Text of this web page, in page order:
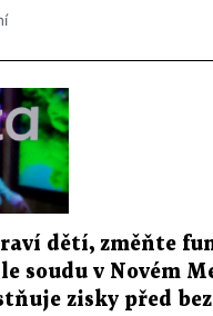
dětí, změňte
soudu v Novém
zisky před